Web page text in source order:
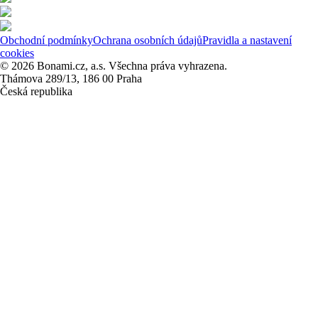
Obchodní podmínkyOchrana osobních údajůPravidla a nastavení
cookies
© 2026 Bonami.cz, a.s. Všechna práva vyhrazena.
Thámova 289/13, 186 00 Praha
Česká republika